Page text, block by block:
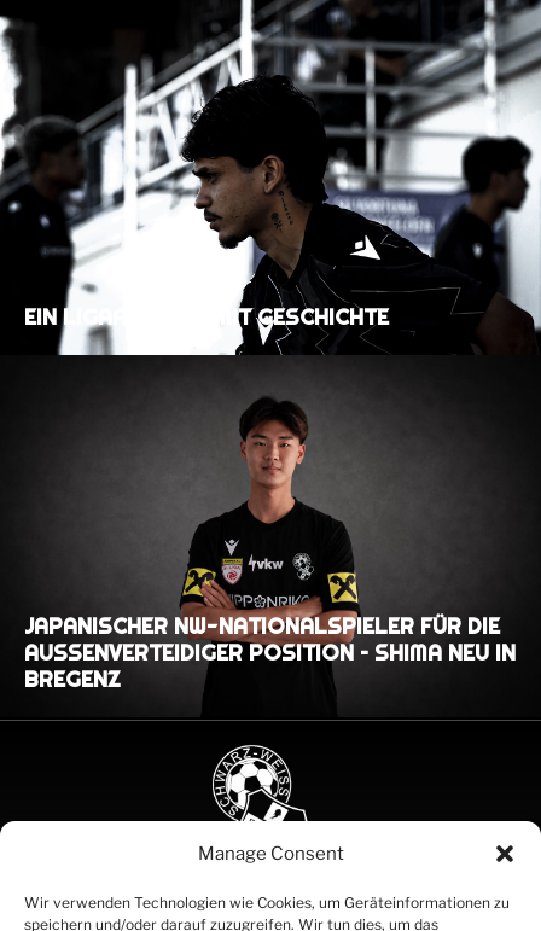
Manage Consent
Wir verwenden Technologien wie Cookies, um Geräteinformationen zu
speichern und/oder darauf zuzugreifen. Wir tun dies, um das
EIN LIGAAUFTAKT MIT GESCHICHTE
JAPANISCHER NW-NATIONALSPIELER FÜR DIE
AUSSENVERTEIDIGER POSITION – SHIMA NEU IN B
REGENZ
SCHWARZ